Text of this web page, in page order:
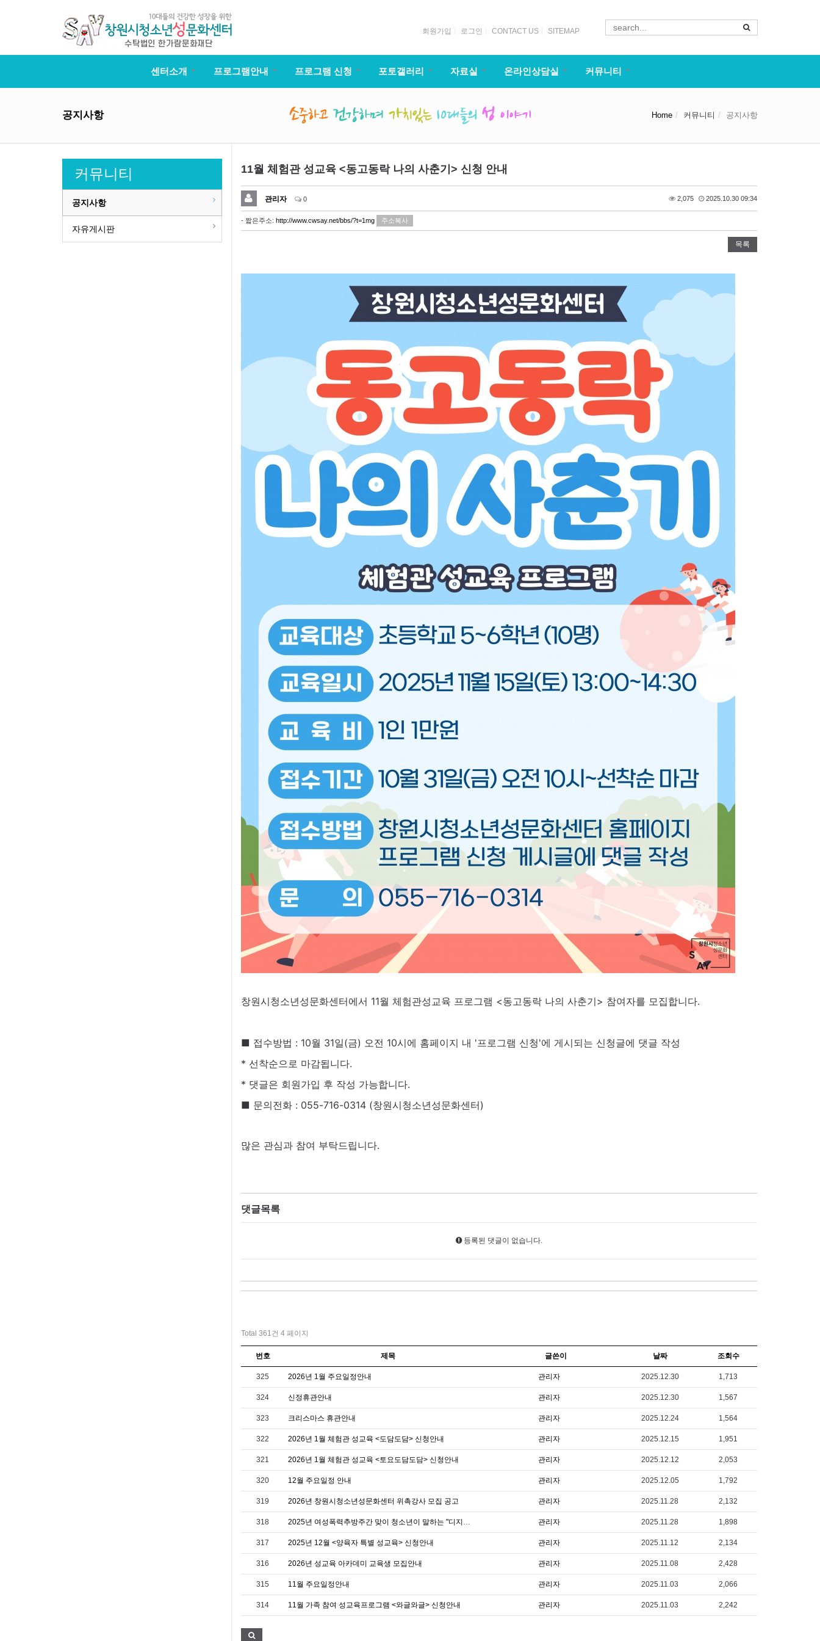
회원가입 로그인 CONTACT US SITEMAP
센터소개 프로그램안내 프로그램 신청 포토갤러리 자료실 온라인상담실 커뮤니티
공지사항 Home 커뮤니티 공지사항
커뮤니티
공지사항
자유게시판
11월 체험관 성교육 <동고동락 나의 사춘기> 신청 안내
관리자 0 2,075 2025.10.30 09:34
- 짧은주소: http://www.cwsay.net/bbs/?t=1mg 주소복사
목록
창원시청소년성문화센터에서 11월 체험관성교육 프로그램 <동고동락 나의 사춘기> 참여자를 모집합니다.
■ 접수방법 : 10월 31일(금) 오전 10시에 홈페이지 내 '프로그램 신청'에 게시되는 신청글에 댓글 작성
* 선착순으로 마감됩니다.
* 댓글은 회원가입 후 작성 가능합니다.
■ 문의전화 : 055-716-0314 (창원시청소년성문화센터)
많은 관심과 참여 부탁드립니다.
댓글목록
등록된 댓글이 없습니다.
Total 361건 4 페이지
번호 제목 글쓴이 날짜 조회수
325 2026년 1월 주요일정안내 관리자 2025.12.30 1,713
324 신정휴관안내 관리자 2025.12.30 1,567
323 크리스마스 휴관안내 관리자 2025.12.24 1,564
322 2026년 1월 체험관 성교육 <도담도담> 신청안내 관리자 2025.12.15 1,951
321 2026년 1월 체험관 성교육 <토요도담도담> 신청안내 관리자 2025.12.12 2,053
320 12월 주요일정 안내 관리자 2025.12.05 1,792
319 2026년 창원시청소년성문화센터 위촉강사 모집 공고 관리자 2025.11.28 2,132
318 2025년 여성폭력추방주간 맞이 청소년이 말하는 "디지털성폭력 OUT!" 캠페인 관리자 2025.11.28 1,898
317 2025년 12월 <양육자 특별 성교육> 신청안내 관리자 2025.11.12 2,134
316 2026년 성교육 아카데미 교육생 모집안내 관리자 2025.11.08 2,428
315 11월 주요일정안내 관리자 2025.11.03 2,066
314 11월 가족 참여 성교육프로그램 <와글와글> 신청안내 관리자 2025.11.03 2,242